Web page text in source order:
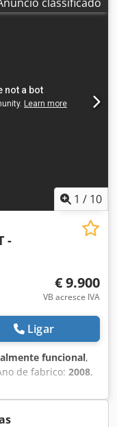
de construção:
dispositivo de
4.º circuito
1 / 10
-
€ 9.900
VB acresce IVA
Ligar
funcional,
de fabrico: 2008,
, tipo de